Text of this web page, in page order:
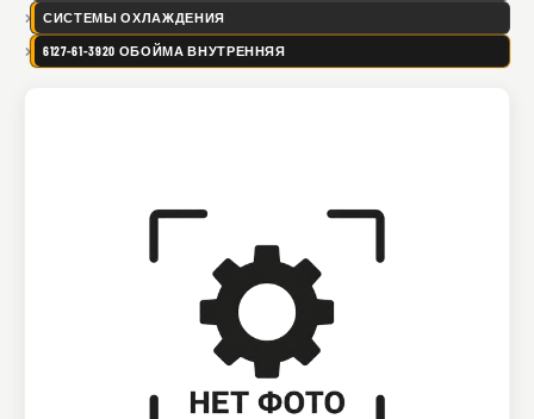
СИСТЕМЫ ОХЛАЖДЕНИЯ
6127-61-3920 ОБОЙМА ВНУТРЕННЯЯ